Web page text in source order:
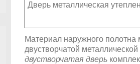
Дверь металлическая
Материал наружного полотна
двустворчатой
двустворчатая дверь